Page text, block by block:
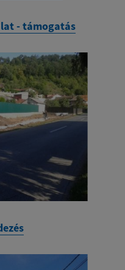
- támogatás